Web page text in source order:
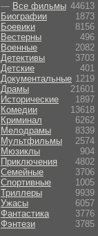
— Все фильмы 44613
Биографии
1873
Боевики
8156
Вестерны
496
Военные
2082
Детективы
3703
Детские
401
Документальные 1219
Драмы
21601
Исторические
1897
Комедии
13618
Криминал
6262
Мелодрамы
8339
Мультфильмы
2574
Мюзиклы
904
Приключения
4802
Семейные
3706
Cпортивные
1005
Триллеры
9939
Ужасы
6057
Фантастика
3776
Фэнтези
3785